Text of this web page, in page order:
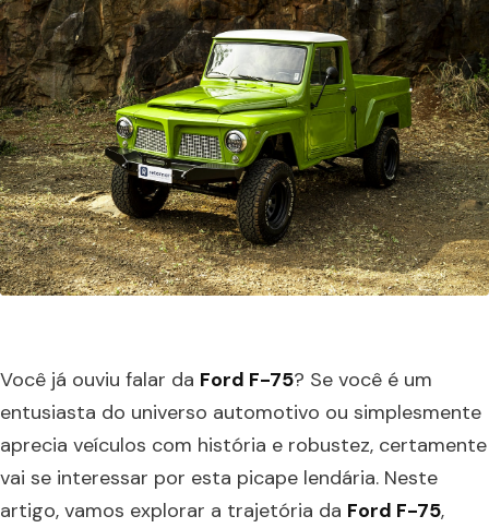
Você já ouviu falar da Ford F-75? Se você é um
entusiasta do universo automotivo ou simplesmente
aprecia veículos com história e robustez, certamente
vai se interessar por esta picape lendária. Neste
artigo, vamos explorar a trajetória da Ford F-75,